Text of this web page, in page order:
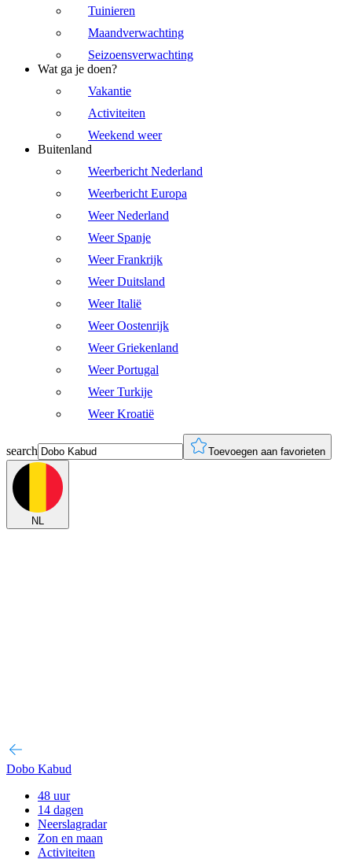
Tuinieren
Maandverwachting
Seizoensverwachting
Wat ga je doen?
Vakantie
Activiteiten
Weekend weer
Buitenland
Weerbericht Nederland
Weerbericht Europa
Weer Nederland
Weer Spanje
Weer Frankrijk
Weer Duitsland
Weer Italië
Weer Oostenrijk
Weer Griekenland
Weer Portugal
Weer Turkije
Weer Kroatië
search Toevoegen aan favorieten
NL
Dobo Kabud
48 uur
14 dagen
Neerslagradar
Zon en maan
Activiteiten